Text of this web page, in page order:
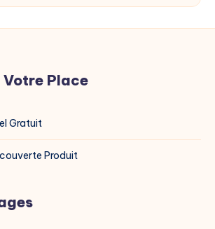
Votre Place
Gratuit
Produit